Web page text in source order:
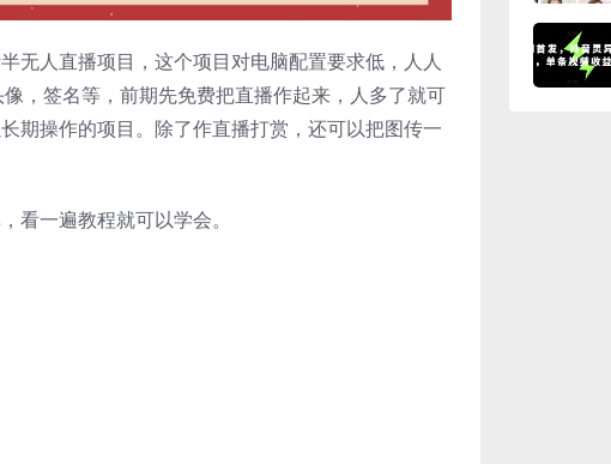
无人直播项目，这个项目对电脑配置要求低，人人
，签名等，前期先免费把直播作起来，人多了就可
期操作的项目。除了作直播打赏，还可以把图传一
看一遍教程就可以学会。